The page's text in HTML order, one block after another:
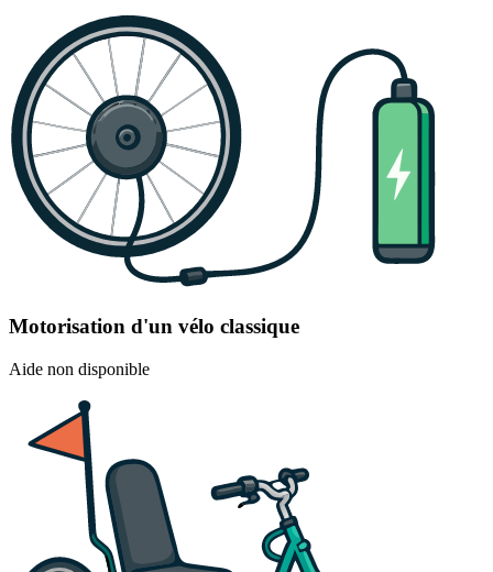
Motorisation d'un vélo classique
Aide non disponible